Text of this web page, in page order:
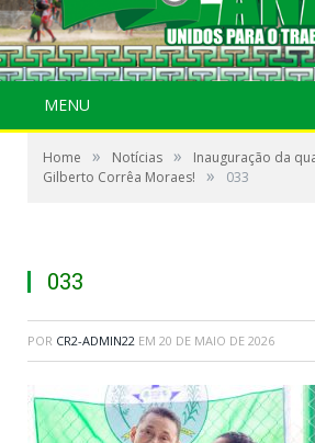
MENU
Home » Notícias »
Inauguração da
Gilberto Corrêa Moraes!
» 033
033
POR CR2-ADMIN22 EM 20 DE MAIO DE 2026